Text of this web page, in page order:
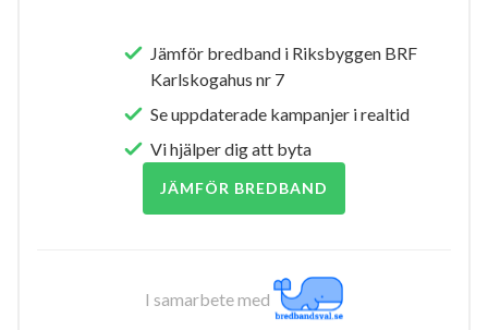
Jämför bredband i Riksbyggen BRF
Karlskogahus nr 7
Se uppdaterade kampanjer i realtid
Vi hjälper dig att byta
JÄMFÖR BREDBAND
I samarbete med